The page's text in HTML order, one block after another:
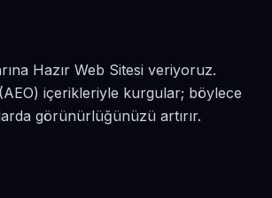
Hazır Web Sitesi veriyoruz.
içerikleriyle kurgular; böylece
görünürlüğünüzü artırır.